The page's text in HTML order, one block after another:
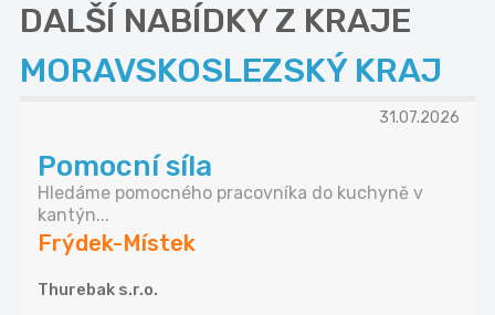
DALŠÍ NABÍDKY Z KRAJE
MORAVSKOSLEZSKÝ KRAJ
31.07.2026
Pomocní síla
Hledáme pomocného pracovníka do kuchyně v
kantýn...
Frýdek-Místek
Thurebak s.r.o.